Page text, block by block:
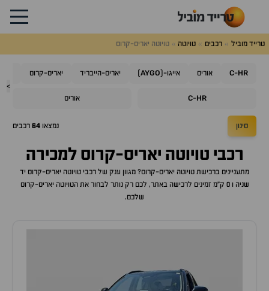
טרייד מוביל רכבים טויוטה טויוטה יאריס-קרוס
>
C-HR אוריס אייגו-(AYGO
) יאריס-הייבריד יאריס-קרוס
C-HR אוריס
סינון נמצאו 64 רכבים
רכבי טויוטה יאריס-קרוס למכירה
מתעניינים ברכישת טויוטה יאריס-קרוס? מגוון ענק של רכבי טויוטה יאריס-קרוס יד
שניה ו 0 ק"מ זמינים לרכישה באתר, לכם רק נותר לבחור את ה
טויוטה יאריס-קרוס
שלכם.